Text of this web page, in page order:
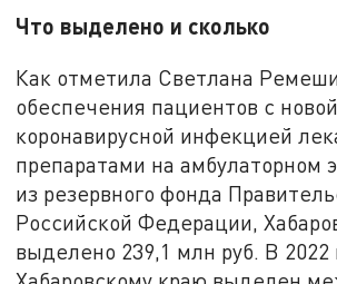
Что выделено и сколько
Как отметила Светлана
обеспечения пациентов с новой
коронавирусной инфекцией
препаратами на амбулаторном
из резервного фонда
Российской Федерации,
выделено 239,1 млн руб. В 2022